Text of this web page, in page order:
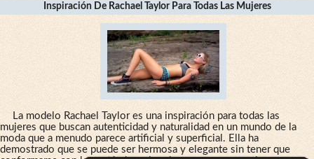
Inspiración De Rachael Taylor Para Todas Las Mujeres
La modelo Rachael Taylor es una inspiración para todas las
mujeres que buscan autenticidad y naturalidad en un mundo de la
moda que a menudo parece artificial y superficial. Ella ha
demostrado que se puede ser hermosa y elegante sin tener que